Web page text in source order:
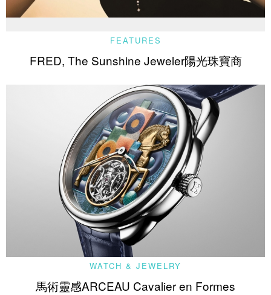
FEATURES
FRED, The Sunshine Jeweler陽光珠寶商
WATCH & JEWELRY
馬術靈感ARCEAU Cavalier en Formes